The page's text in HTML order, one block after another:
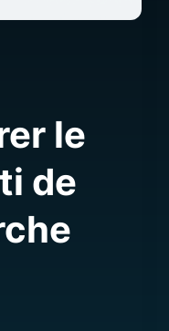
le
de